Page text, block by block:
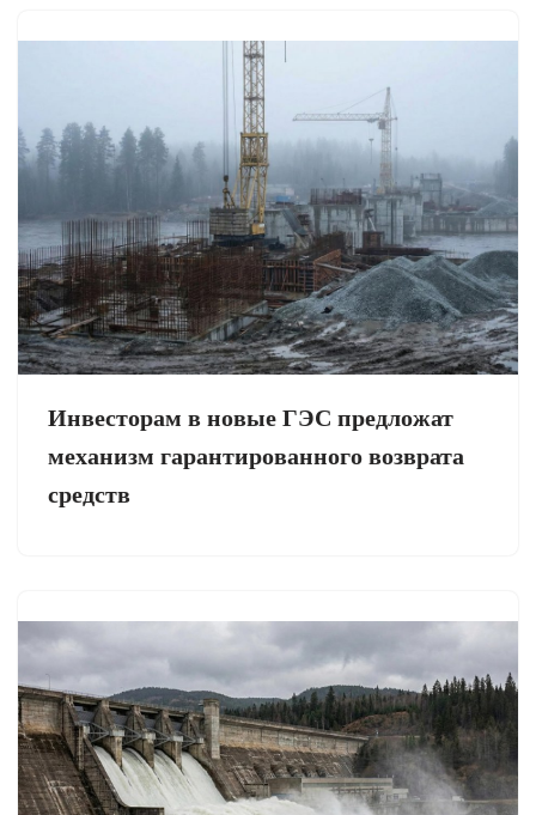
Инвесторам в новые ГЭС предложат
механизм гарантированного возврата
средств